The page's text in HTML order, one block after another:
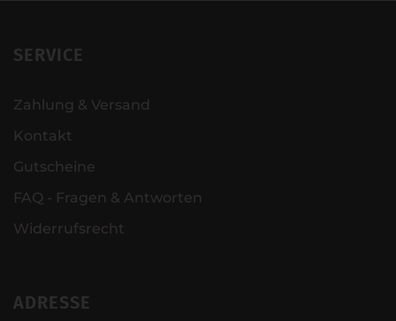
SERVICE
Zahlung & Versand
Kontakt
Gutscheine
FAQ - Fragen & Antworten
Widerrufsrecht
ADRESSE